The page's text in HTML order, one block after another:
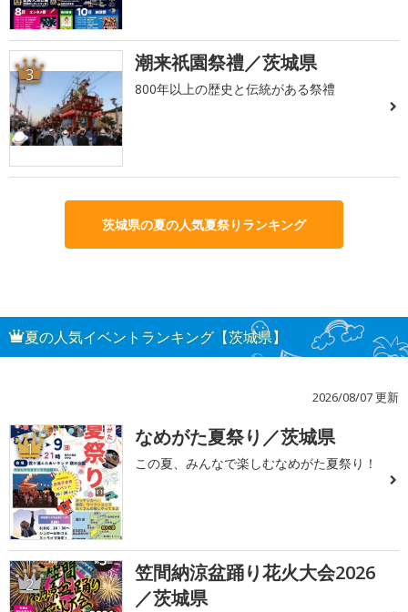
3 潮来祇園祭禮／茨城県
800年以上の歴史と伝統がある祭禮
茨城県の夏の人気夏祭りランキング
夏の人気イベントランキング【茨城県】
2026/08/07 更新
1 なめがた夏祭り／茨城県
この夏、みんなで楽しむなめがた夏祭り！
2
笠間納涼盆踊り花火大会2026
／茨城県